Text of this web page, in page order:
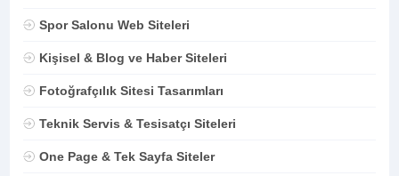
Spor Salonu Web Siteleri
Kişisel & Blog ve Haber Siteleri
Fotoğrafçılık Sitesi Tasarımları
Teknik Servis & Tesisatçı Siteleri
One Page & Tek Sayfa Siteler